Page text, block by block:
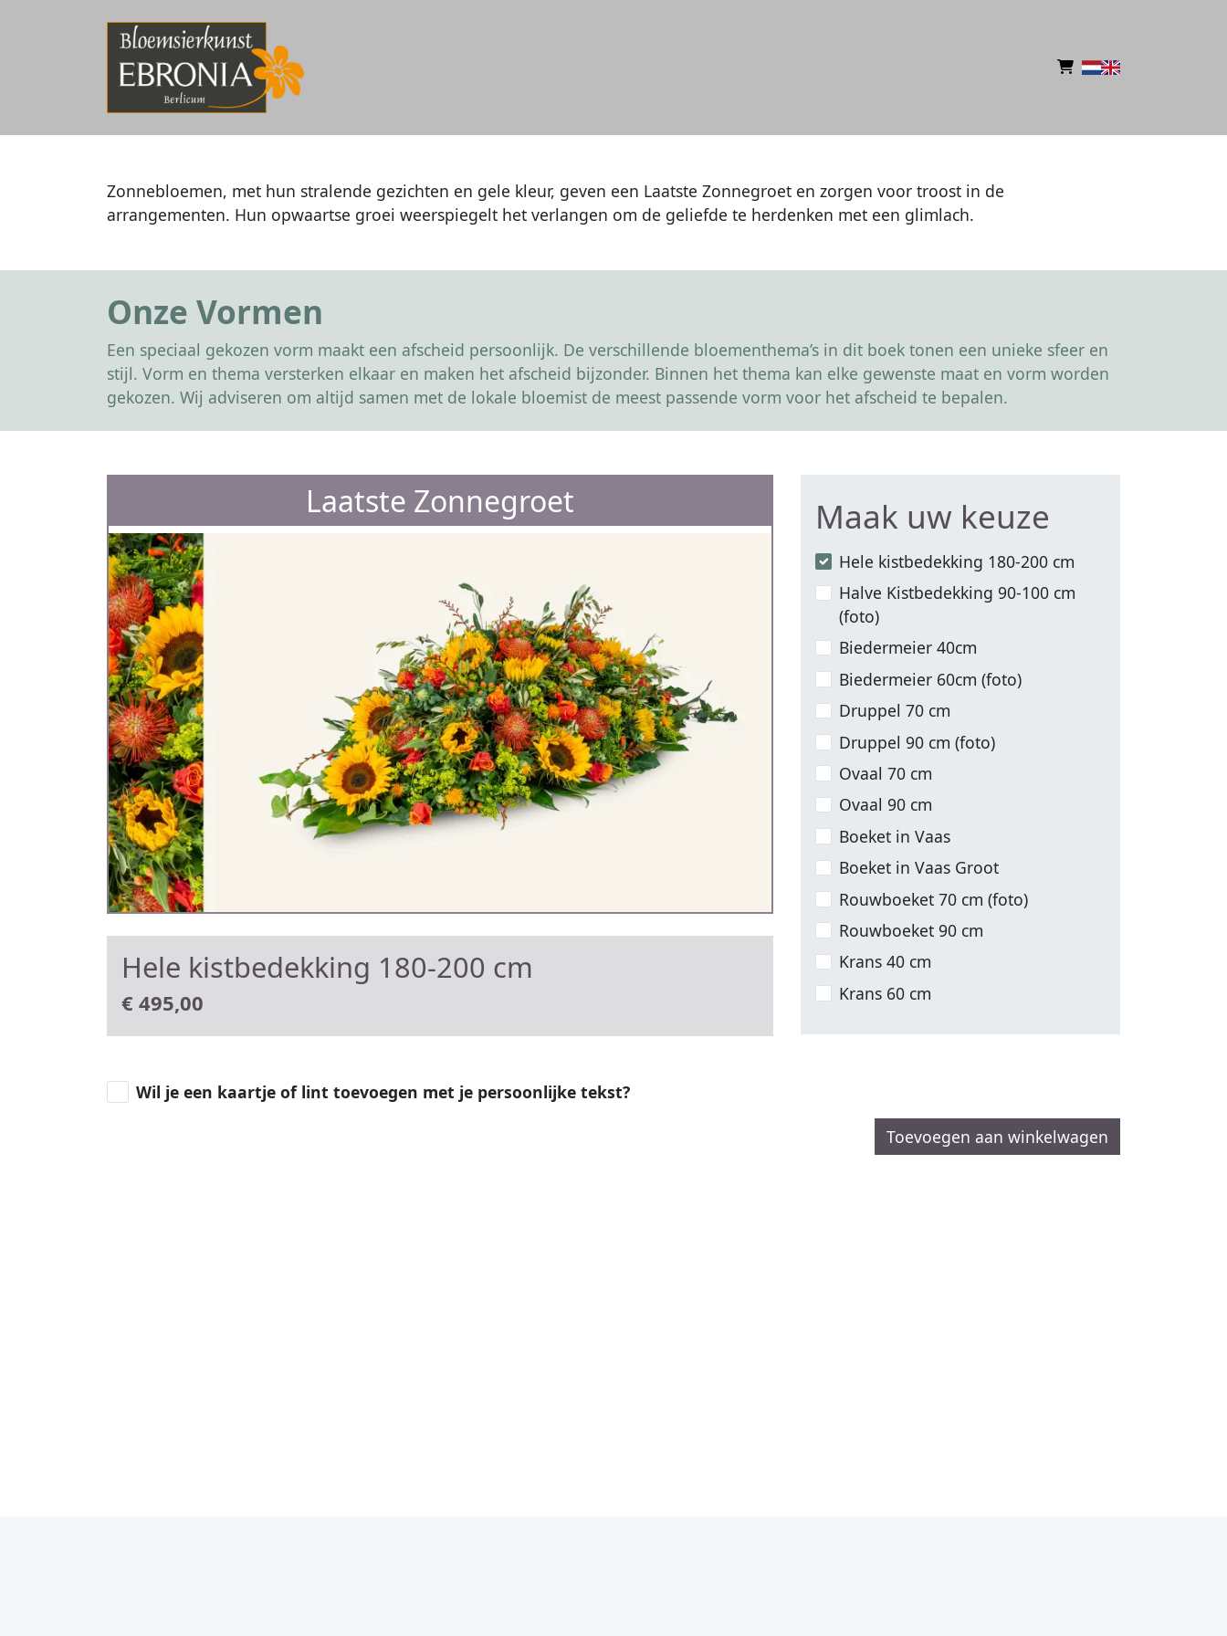
Zonnebloemen, met hun stralende gezichten en gele kleur, geven een Laatste Zonnegroet en zorgen voor troost in de
arrangementen. Hun opwaartse groei weerspiegelt het verlangen om de geliefde te herdenken met een glimlach.
Onze Vormen
Een speciaal gekozen vorm maakt een afscheid persoonlijk. De verschillende bloementhema’s in dit boek tonen een unieke sfeer en
stijl. Vorm en thema versterken elkaar en maken het afscheid bijzonder. Binnen het thema kan elke gewenste maat en vorm worden
gekozen. Wij adviseren om altijd samen met de lokale bloemist de meest passende vorm voor het afscheid te bepalen.
Laatste Zonnegroet
Hele kistbedekking 180-200 cm
€ 495,00
Maak uw keuze
Hele kistbedekking 180-200 cm
Halve Kistbedekking 90-100 cm
(foto)
Biedermeier 40cm
Biedermeier 60cm (foto)
Druppel 70 cm
Druppel 90 cm (foto)
Ovaal 70 cm
Ovaal 90 cm
Boeket in Vaas
Boeket in Vaas Groot
Rouwboeket 70 cm (foto)
Rouwboeket 90 cm
Krans 40 cm
Krans 60 cm
Wil je een kaartje of lint toevoegen met je persoonlijke tekst?
Toevoegen aan winkelwagen